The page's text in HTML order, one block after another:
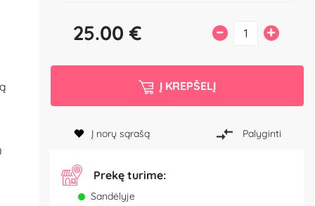
25.00 € – +
Į KREPŠELĮ
Į norų sąrašą Palyginti
Prekę turime:
Sandėlyje